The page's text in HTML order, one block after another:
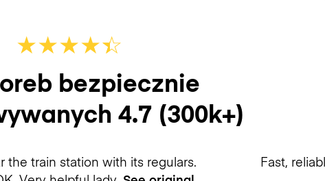
★★★★☆
★
bezpiecznie
4.7 (300k+)
the train station with its regulars.
Fast,